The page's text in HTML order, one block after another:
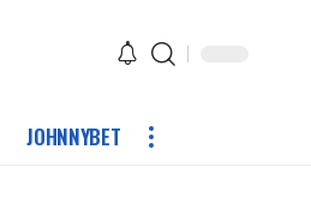
JOHNNYBET